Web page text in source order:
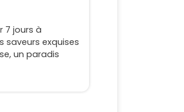
7 jours à
saveurs exquises
un paradis